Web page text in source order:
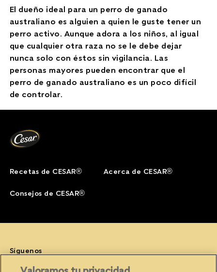
El dueño ideal para un perro de ganado
australiano es alguien a quien le guste tener un
perro activo. Aunque adora a los niños, al igual
que cualquier otra raza no se le debe dejar
nunca solo con éstos sin vigilancia. Las
personas mayores pueden encontrar que el
perro de ganado australiano es un poco difícil
de controlar.
Recetas de CESAR® Acerca de CESAR®
Consejos de CESAR®
Síguenos